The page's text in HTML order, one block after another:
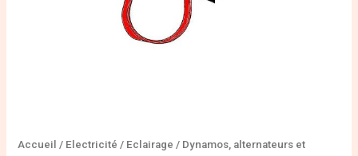
Accueil / Electricité / Eclairage / Dynamos, alternateurs et